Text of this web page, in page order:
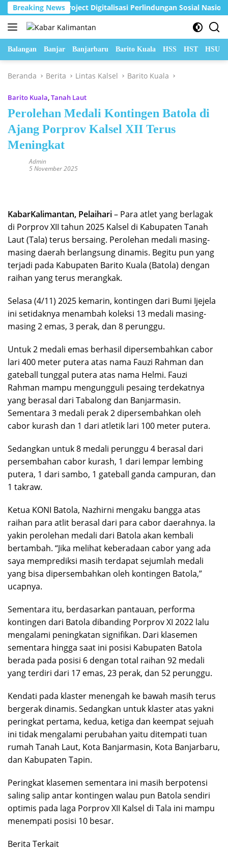
Langsung
ke
konten
Breaking News
Jadi Pilot Project Digitalisasi Perlindungan Sosial Nasional 2026
Balangan Banjar Banjarbaru Barito Kuala HSS HST HSU
Beranda Berita Lintas Kalsel Barito Kuala
Barito Kuala,Tanah Laut
Perolehan Medali Kontingen Batola di
Ajang Porprov Kalsel XII Terus
Meningkat
Admin
5 November 2025
KabarKalimantan, Pelaihari– Para atlet yang berlagak
di Porprov XII tahun 2025 Kalsel di Kabupaten Tanah
Laut (Tala) terus bersaing. Perolehan medali masing-
masing daerah berlangsung dinamis. Begitu pun yang
terjadi pada Kabupaten Barito Kuala (Batola) dengan
raihan yang terus merangkak.
Selasa (4/11) 2025 kemarin, kontingen dari Bumi Ijejela
ini setidaknya menambah koleksi 13 medali masing-
masing 2 emas, 3 perak, dan 8 perunggu.
Untuk 2 medali emas berhasil dipersembahkan cabor
lari 400 meter putera atas nama Fauzi Rahman dan
gateball tunggal putera atas nama Helmi. Fauzi
Rahman mampu mengungguli pesaing terdekatnya
yang berasal dari Tabalong dan Banjarmasin.
Sementara 3 medali perak 2 dipersembahkan oleh
cabor kurash dan 1 dari atletik lari 100 meter putera.
Sedangkan untuk 8 medali perunggu 4 berasal dari
persembahan cabor kurash, 1 dari lempar lembing
putera, 1 dari sambo, 1 gateball ganda campuran, dan
1 takraw.
Ketua KONI Batola, Nazhirni mengaku bangga atas
raihan para atlit berasal dari para cabor daerahnya. Ia
yakin perolehan medali dari Batola akan kembali
bertambah. “Jika melihat keberadaan cabor yang ada
saya memprediksi masih terdapat sejumlah medali
yang bisa dipersembahkan oleh kontingen Batola,”
ucapnya.
Sementara itu, berdasarkan pantauan, performa
kontingen dari Batola dibanding Porprov XI 2022 lalu
mengalami peningkatan signifikan. Dari klasemen
sementara hingga saat ini posisi Kabupaten Batola
berada pada posisi 6 dengan total raihan 92 medali
yang terdiri dari 17 emas, 23 perak, dan 52 perunggu.
Kendati pada klaster menengah ke bawah masih terus
bergerak dinamis. Sedangkan untuk klaster atas yakni
peringkat pertama, kedua, ketiga dan keempat sejuah
ini tidak mengalami perubahan yaitu ditempati tuan
rumah Tanah Laut, Kota Banjarmasin, Kota Banjarbaru,
dan Kabupaten Tapin.
Peringkat klasemen sementara ini masih berpotensi
saling salip antar kontingen walau pun Batola sendiri
optimis pada laga Porprov XII Kalsel di Tala ini mampu
menempati posisi 10 besar.
Berita Terkait